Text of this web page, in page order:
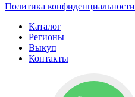
Политика конфиденциальности
Каталог
Регионы
Выкуп
Контакты